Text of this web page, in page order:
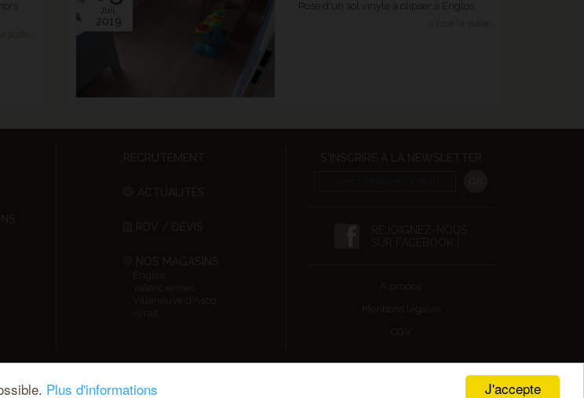
J'accepte
Plus d'informations
suite...
Juil.
2019
Pose d'un sol vinyle à clipser à Englos
> Lire la suite...
Design by Kamélécom